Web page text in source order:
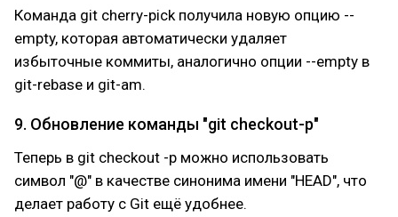
Команда git cherry-pick получила новую опцию --
empty, которая автоматически удаляет
избыточные коммиты, аналогично опции --empty в
git-rebase и git-am.
9. Обновление команды "git checkout-p"
Теперь в git checkout -p можно использовать
символ "@" в качестве синонима имени "HEAD", что
делает работу с Git ещё удобнее.